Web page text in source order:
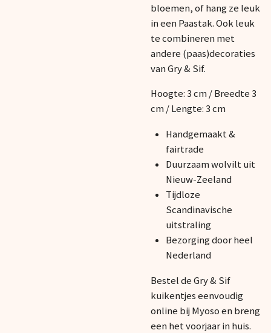
bloemen, of hang ze leuk
in een Paastak. Ook leuk
te combineren met
andere (paas)decoraties
van Gry & Sif.
Hoogte: 3 cm /Breedte 3
cm / Lengte: 3 cm
Handgemaakt &
fairtrade
Duurzaam wolvilt uit
Nieuw-Zeeland
Tijdloze
Scandinavische
uitstraling
Bezorging door heel
Nederland
Bestel de Gry & Sif
kuikentjes eenvoudig
online bij Myoso en breng
een het voorjaar in huis.